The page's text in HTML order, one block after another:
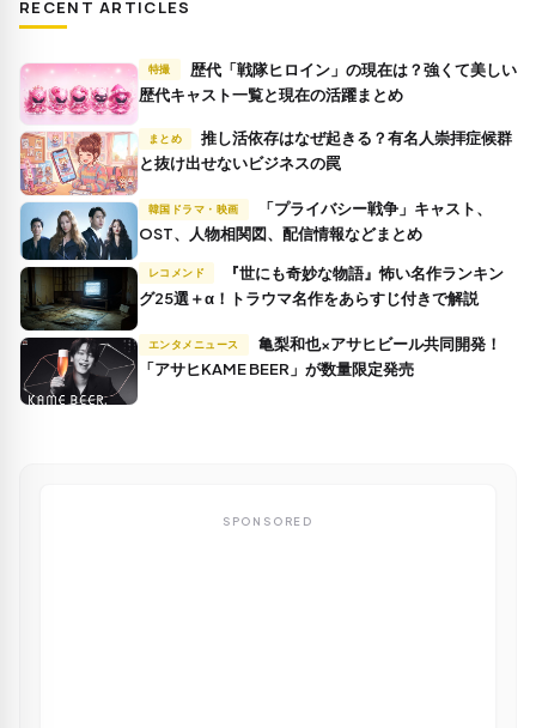
RECENT ARTICLES
特撮
歴代キャスト一覧と現在の活躍まとめ
まとめ
推し活依存はなぜ起きる？有名人崇拝症候群
と抜け出せないビジネスの罠
韓国ドラマ・映画
OST、人物相関図、配信情報などまとめ
レコメンド
グ25選＋α！トラウマ名作をあらすじ付きで解説
エンタメニュース
「アサヒKAME BEER」が数量限定発売
SPONSORED